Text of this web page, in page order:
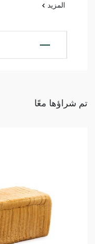
المزيد
تم شراؤها معًا